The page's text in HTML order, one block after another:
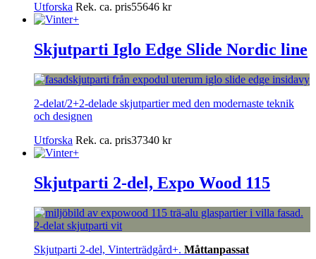
Utforska Rek. ca. pris55646 kr
Skjutparti Iglo Edge Slide Nordic line
2-delat/2+2-delade skjutpartier med den modernaste teknik
och designen
Utforska Rek. ca. pris37340 kr
Skjutparti 2-del, Expo Wood 115
Skjutparti 2-del, Vinterträdgård+. Måttanpassat